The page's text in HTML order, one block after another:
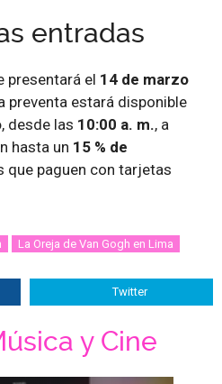
entradas
presentará el 14 de marzo
preventa estará disponible
, desde las 10:00 a. m., a
hasta un 15 % de
que paguen con tarjetas
La Oreja de Van Gogh en Lima
Twitter
y Cine